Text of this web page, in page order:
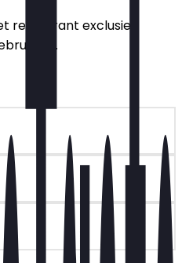
restaurant exclusief